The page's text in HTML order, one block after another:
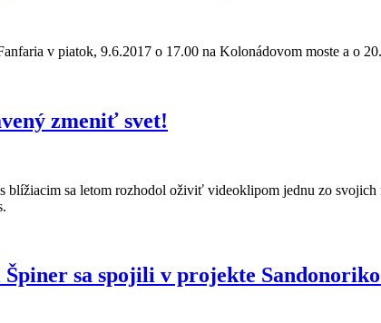
v piatok, 9.6.2017 o 17.00 na Kolonádovom moste a o
zmeniť svet!
blížiacim sa letom rozhodol oživiť videoklipom jednu zo
sa spojili v projekte